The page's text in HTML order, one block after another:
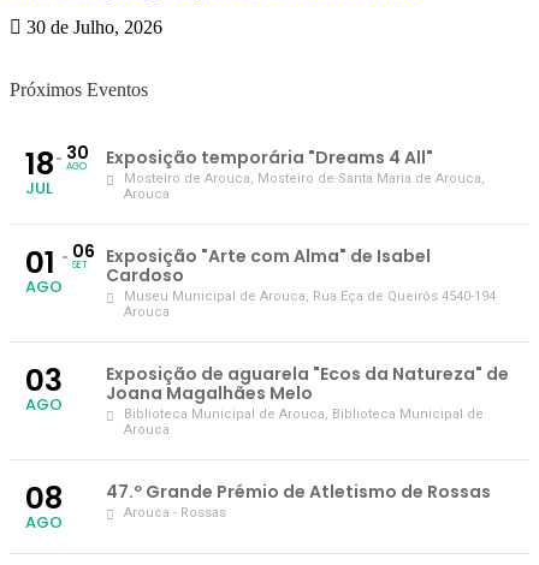
30 de Julho, 2026
Próximos Eventos
18
JUL
30
AGO Exposição temporária "Dreams 4 All"
Mosteiro de Arouca, Mosteiro de Santa Maria de Arouca,
Arouca
01
AGO
06
SET
Exposição "Arte com Alma" de Isabel
Cardoso
Museu Municipal de Arouca, Rua Eça de Queirós 4540-194
Arouca
03
AGO
Exposição de aguarela "Ecos da Natureza" de
Joana Magalhães Melo
Biblioteca Municipal de Arouca, Biblioteca Municipal de
Arouca
08
AGO
47.º Grande Prémio de Atletismo de Rossas
Arouca - Rossas